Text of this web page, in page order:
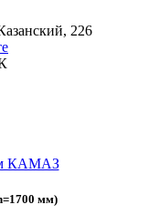
226
м КАМАЗ
мм)